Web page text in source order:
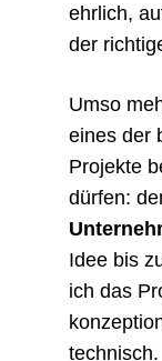
ehrlich,
der
Umso
eines der
Projekte
dürfen:
Idee bis
ich das
technisch.